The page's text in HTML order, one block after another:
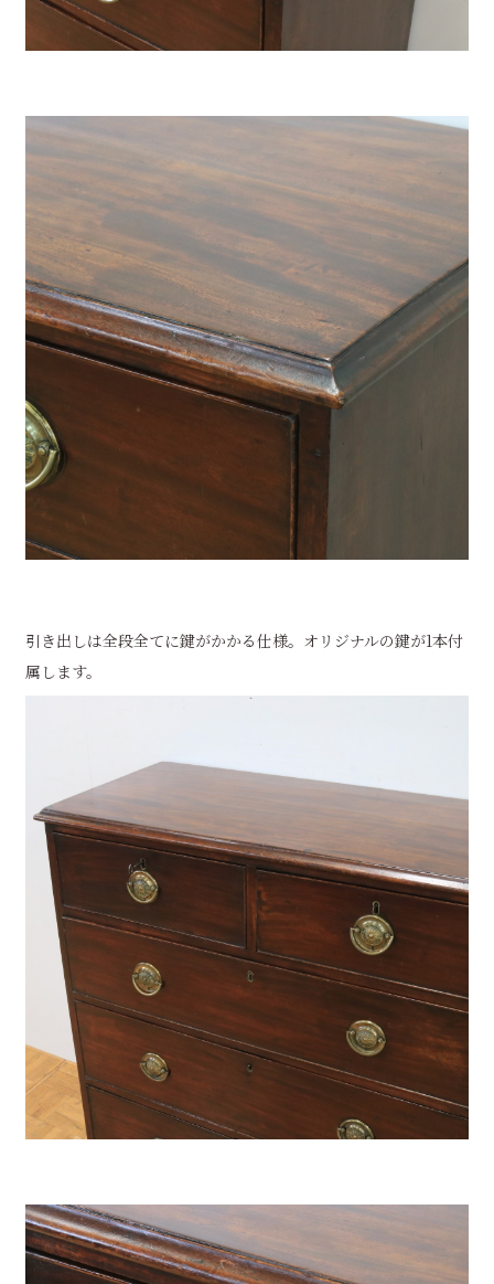
引き出しは全段全てに鍵がかかる仕様。オリジナルの鍵が1本付
属します。